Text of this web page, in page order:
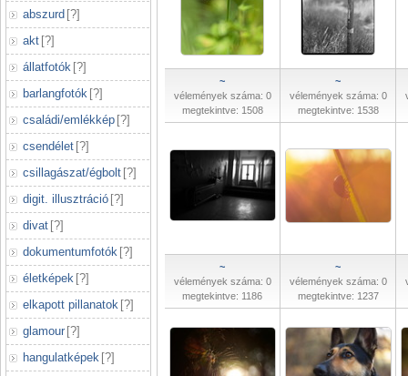
abszurd [?]
akt [?]
állatfotók [?]
barlangfotók [?]
családi/emlékkép [?]
csendélet [?]
csillagászat/égbolt [?]
digit. illusztráció [?]
divat [?]
dokumentumfotók [?]
életképek [?]
elkapott pillanatok [?]
glamour [?]
hangulatképek [?]
~
vélemények száma: 0
megtekintve: 1508
~
vélemények száma: 0
megtekintve: 1538
~
vélemények száma: 0
megtekintve: 1186
~
vélemények száma: 0
megtekintve: 1237